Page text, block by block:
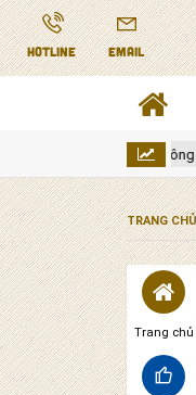
HOTLINE EMAIL
TRANG CHỦ
Trang chủ